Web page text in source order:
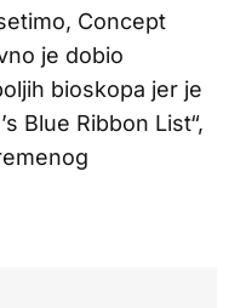
Concept
je dobio
bioskopa jer je
Blue Ribbon List“,